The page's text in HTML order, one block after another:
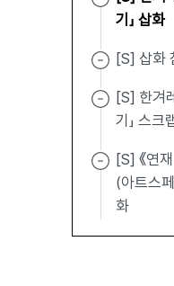
기」 삽화
[S] 삽화
[S] 한겨
기」 스크
[S] 《연
(아트스
화